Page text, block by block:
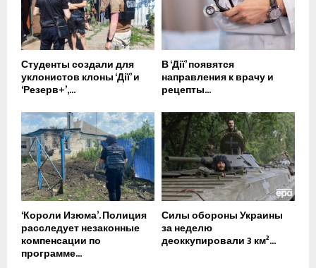
Студенты создали для
уклонистов клоны ‘Дії’ и
‘Резерв+’,...
В ‘Дії’ появятся
направления к врачу и
рецепты...
‘Короли Изюма’. Полиция
расследует незаконные
компенсации по
программе...
Силы обороны Украины
за неделю
деоккупировали 3 км²...